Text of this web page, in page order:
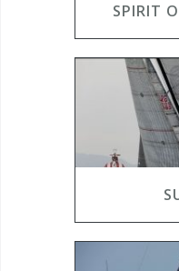
SPIRIT